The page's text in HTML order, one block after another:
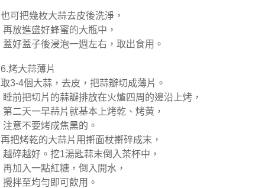
也可把幾枚大蒜去皮後洗淨，
再放進盛好蜂蜜的大瓶中，
蓋好蓋子後浸泡一週左右，取出食用。
6.烤大蒜薄片
取3-4個大蒜，去皮，把蒜瓣切成薄片。
睡前把切片的蒜瓣排放在火爐四周的邊沿上烤，
第二天一早蒜片就基本上烤乾、烤黃，
注意不要烤成焦黑的。
再把烤乾的大蒜片用搟面杖搟碎成末，
越碎越好。挖1湯匙蒜末倒入茶杯中，
再加入一點紅糖，倒入開水，
攪拌至均勻即可飲用。